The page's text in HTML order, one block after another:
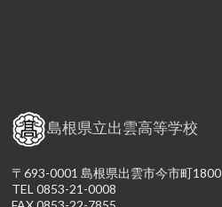
島根県立出雲高等学校
〒693-0001 島根県出雲市今市町1800
TEL 0853-21-0008